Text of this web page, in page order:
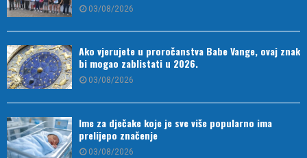
03/08/2026
Ako vjerujete u proročanstva Babe Vange, ovaj znak
bi mogao zablistati u 2026.
03/08/2026
Ime za dječake koje je sve više popularno ima
prelijepo značenje
03/08/2026